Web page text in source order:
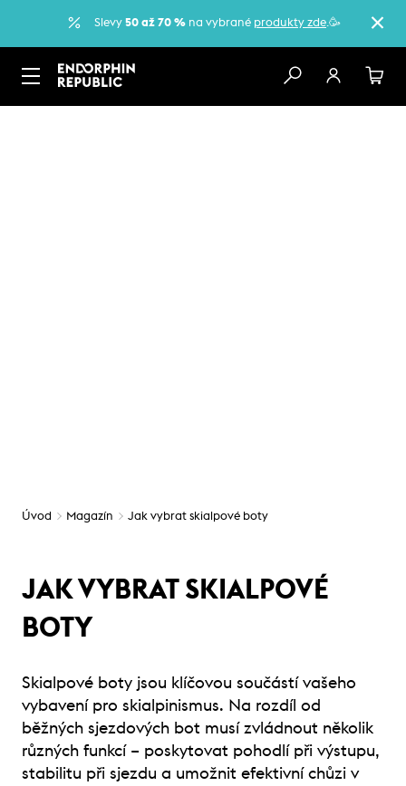
Slevy 50 až 70 % na vybrané produkty zde.🥳
Úvod Magazín Jak vybrat skialpové boty
JAK VYBRAT SKIALPOVÉ
BOTY
Skialpové boty jsou klíčovou součástí vašeho
vybavení pro skialpinismus. Na rozdíl od
běžných sjezdových bot musí zvládnout několik
různých funkcí – poskytovat pohodlí při výstupu,
stabilitu při sjezdu a umožnit efektivní chůzi v